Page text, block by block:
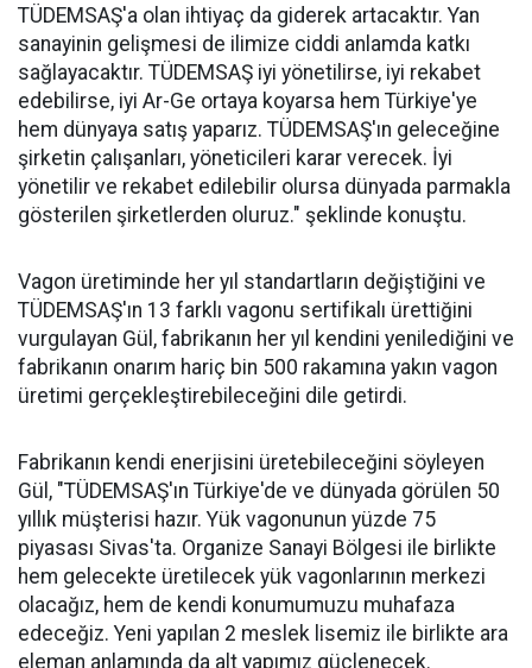
TÜDEMSAŞ'a olan ihtiyaç da giderek artacaktır. Yan
sanayinin gelişmesi de ilimize ciddi anlamda katkı
sağlayacaktır. TÜDEMSAŞ iyi yönetilirse, iyi rekabet
edebilirse, iyi Ar-Ge ortaya koyarsa hem Türkiye'ye
hem dünyaya satış yaparız. TÜDEMSAŞ'ın geleceğine
şirketin çalışanları, yöneticileri karar verecek. İyi
yönetilir ve rekabet edilebilir olursa dünyada parmakla
gösterilen şirketlerden oluruz." şeklinde konuştu.
Vagon üretiminde her yıl standartların değiştiğini ve
TÜDEMSAŞ'ın 13 farklı vagonu sertifikalı ürettiğini
vurgulayan Gül, fabrikanın her yıl kendini yenilediğini ve
fabrikanın onarım hariç bin 500 rakamına yakın vagon
üretimi gerçekleştirebileceğini dile getirdi.
Fabrikanın kendi enerjisini üretebileceğini söyleyen
Gül, "TÜDEMSAŞ'ın Türkiye'de ve dünyada görülen 50
yıllık müşterisi hazır. Yük vagonunun yüzde 75
piyasası Sivas'ta. Organize Sanayi Bölgesi ile birlikte
hem gelecekte üretilecek yük vagonlarının merkezi
olacağız, hem de kendi konumumuzu muhafaza
edeceğiz. Yeni yapılan 2 meslek lisemiz ile birlikte ara
eleman anlamında da alt yapımız güçlenecek.